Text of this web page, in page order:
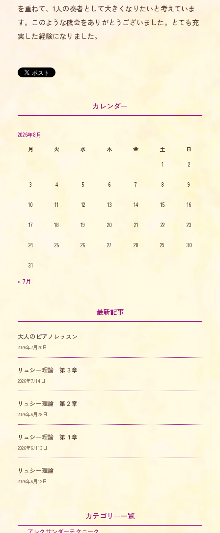
を重ねて、1人の奏者として大きくなりたいと考えていま
す。このような機会をありがとうございました。とても充
実した経験になりました。
カレンダー
2026年8月
月
火 水 木 金 土
日
1
2
3 4 5 6 7 8 9
10 11 12 13 14 15 16
17 18 19 20 21 22 23
24 25 26 27 28 29 30
31
« 7月
最新記事
大人のピアノレッスン
2026年7月20日
リュシー理論 第３章
2026年7月4日
リュシー理論 第２章
2026年6月28日
リュシー理論 第１章
2026年6月13日
リュシー理論
2026年6月12日
カテゴリー一覧
アレクサンダーテクニーク